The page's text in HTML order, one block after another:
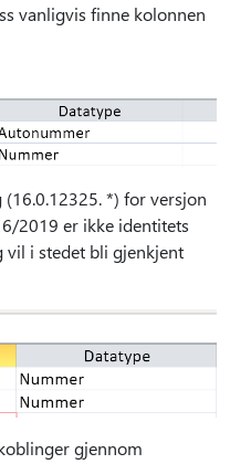
vanligvis finne kolonnen
*) for versjon
2019 er ikke identitets
vil i stedet bli gjenkjent
gjennom